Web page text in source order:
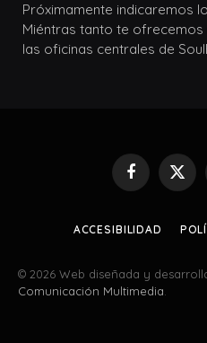
Próximamente indicaremos
Miéntras tanto te
las oficinas centrales de
Facebook
X
ACCESIBILIDAD
© 2026 Web diseñada y
Comunicación Multimedia